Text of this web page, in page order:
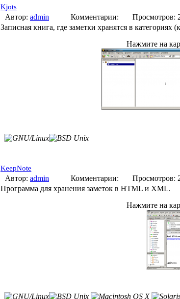
Kjots
Автор: admin Комментарии:
Записная книга, где заметки хранятся в категориях
Нажмите на
KeepNote
Автор: admin Комментарии:
Программа для хранения заметок в HTML и XML.
Нажмите на